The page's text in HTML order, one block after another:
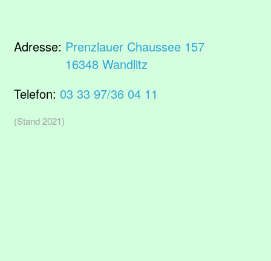
Adresse: Prenzlauer Chaussee 157
16348 Wandlitz
Telefon: 03 33 97/36 04 11
(Stand 2021)